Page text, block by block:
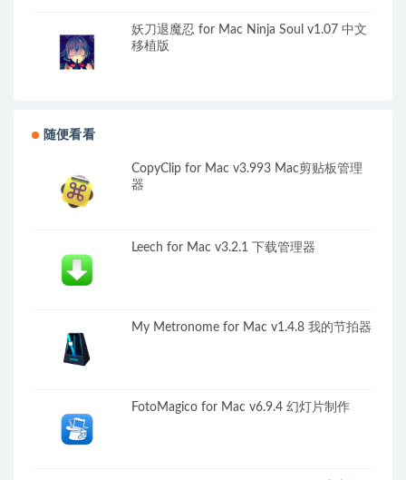
妖刀退魔忍 for Mac Ninja Soul v1.07 中文
移植版
随便看看
CopyClip for Mac v3.993 Mac剪贴板管理
器
Leech for Mac v3.2.1 下载管理器
My Metronome for Mac v1.4.8 我的节拍器
FotoMagico for Mac v6.9.4 幻灯片制作